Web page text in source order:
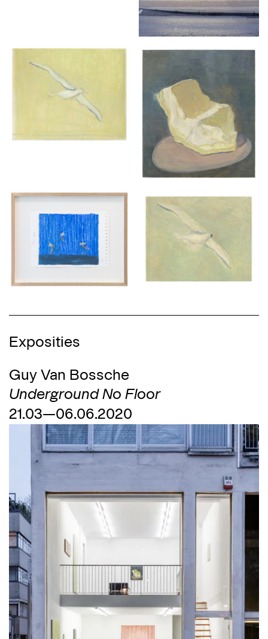
Exposities
Guy Van Bossche
Underground No Floor
21.03—06.06.2020